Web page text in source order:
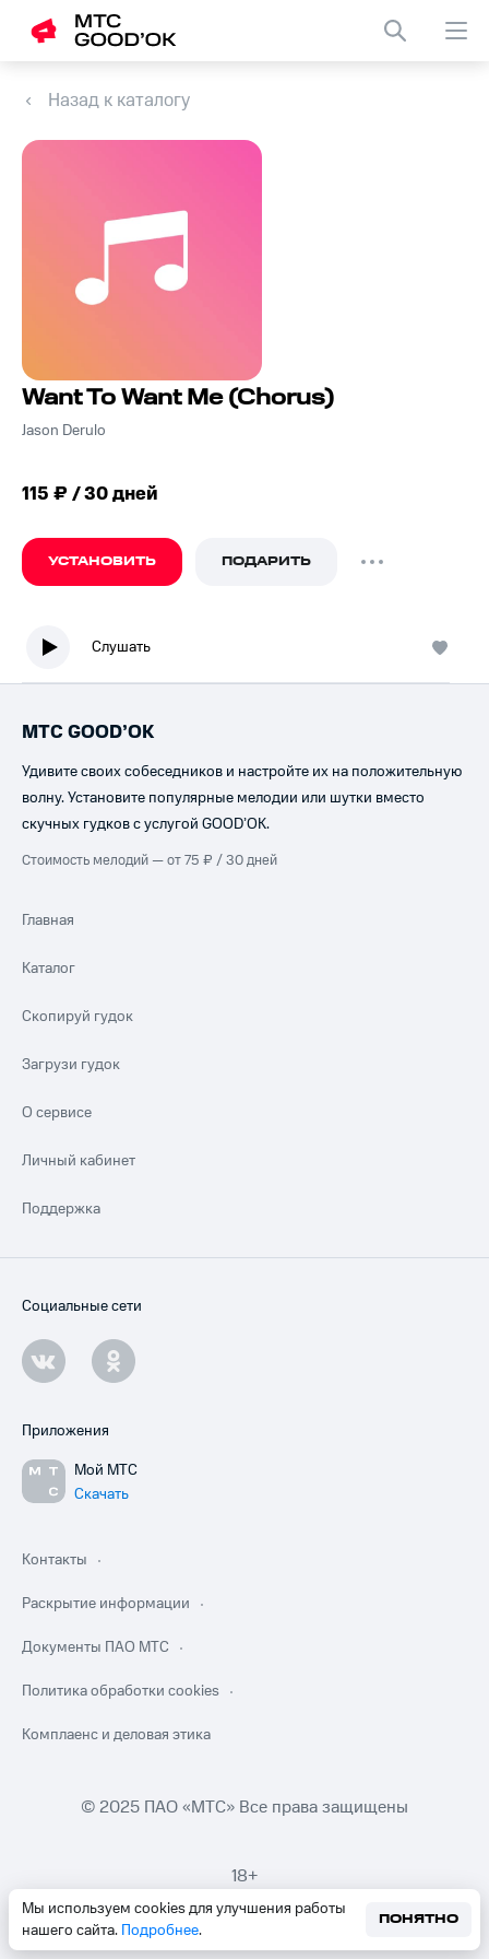
Назад к каталогу
Want To Want Me (Chorus)
Jason Derulo
115 ₽ / 30 дней
УСТАНОВИТЬ ПОДАРИТЬ
Слушать
Мы используем cookies для улучшения работы
нашего сайта. Подробнее.
ПОНЯТНО
МТС GOOD’OK
Удивите своих собеседников и настройте их на положительную
волну. Установите популярные мелодии или шутки вместо
скучных гудков с услугой GOOD’OK.
Стоимость мелодий — от 75 ₽ / 30 дней
Главная
Каталог
Скопируй гудок
Загрузи гудок
О сервисе
Личный кабинет
Поддержка
Социальные сети
Приложения
Мой МТС
Скачать
Контакты
Раскрытие информации
Документы ПАО МТС
Политика обработки cookies
Комплаенс и деловая этика
© 2025 ПАО «МТС» Все права защищены
18+